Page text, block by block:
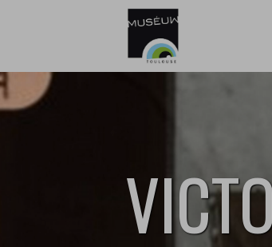
Go directly to content
Go directly to content